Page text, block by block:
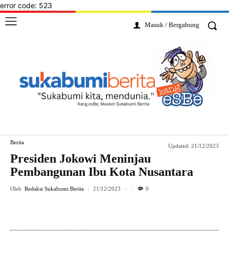
error code: 523
Masuk / Bergabung
Berita
Updated: 21/12/2023
Presiden Jokowi Meninjau
Pembangunan Ibu Kota Nusantara
Oleh Redaksi Sukabumi Berita 21/12/2023 0